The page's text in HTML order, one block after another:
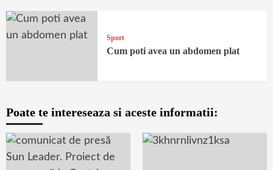
Sport
Cum poti avea un abdomen plat
Poate te intereseaza si aceste informatii: